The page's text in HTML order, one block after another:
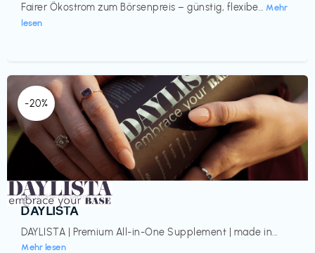
Fairer Ökostrom zum Börsenpreis – günstig, flexibe... Mehr
lesen
-20%
Gesundheit & Wellness
DAYLISTA
DAYLISTA | Premium All-in-One Supplement | made in...
Mehr lesen
€‎